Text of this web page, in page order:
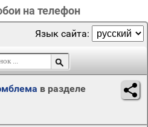
на телефон
Язык сайта:
в разделе